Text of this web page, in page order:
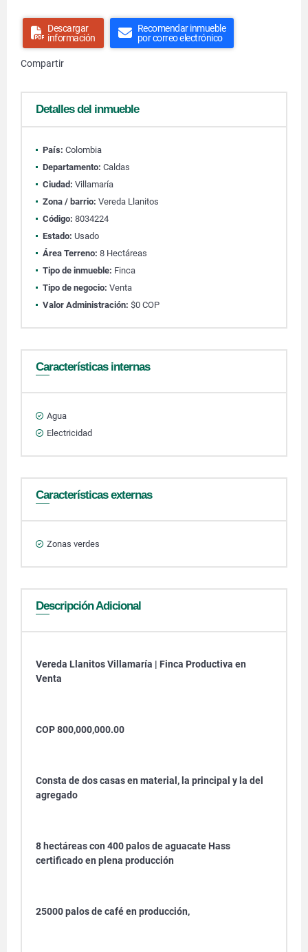
Descargar
información
Recomendar inmueble
por correo electrónico
Compartir
Detalles del inmueble
País: Colombia
Departamento: Caldas
Ciudad: Villamaría
Zona / barrio: Vereda Llanitos
Código: 8034224
Estado: Usado
Área Terreno: 8 Hectáreas
Tipo de inmueble: Finca
Tipo de negocio: Venta
Valor Administración: $0 COP
Características internas
Agua
Electricidad
Características externas
Zonas verdes
Descripción Adicional
Vereda Llanitos Villamaría | Finca Productiva en
Venta
COP 800,000,000.00
Consta de dos casas en material, la principal y la del
agregado
8 hectáreas con 400 palos de aguacate Hass
certificado en plena producción
25000 palos de café en producción,